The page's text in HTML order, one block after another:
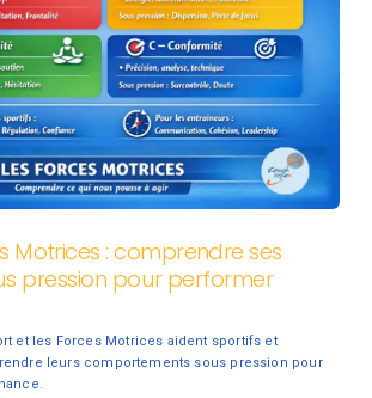
Motrices : comprendre ses
pression pour performer
et les Forces Motrices aident sportifs et
leurs comportements sous pression pour